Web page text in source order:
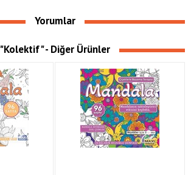
Yorumlar
"Kolektif" - Diğer Ürünler